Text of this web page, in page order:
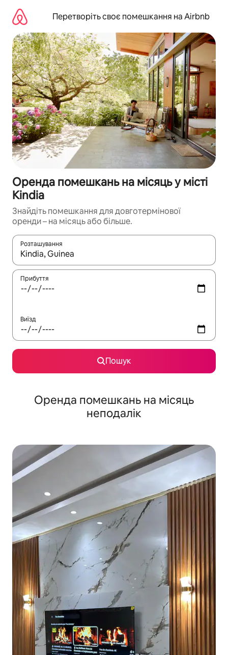
вмісту
Перетворіть своє помешкання на Airbnb
Оренда помешкань на місяць у місті
Kindia
Знайдіть помешкання для довготермінової
оренди – на місяць або більше.
Розташування
Отримавши результати пошуку, використовуйте для
Прибуття
Виїзд
Пошук
Оренда помешкань на місяць
неподалік